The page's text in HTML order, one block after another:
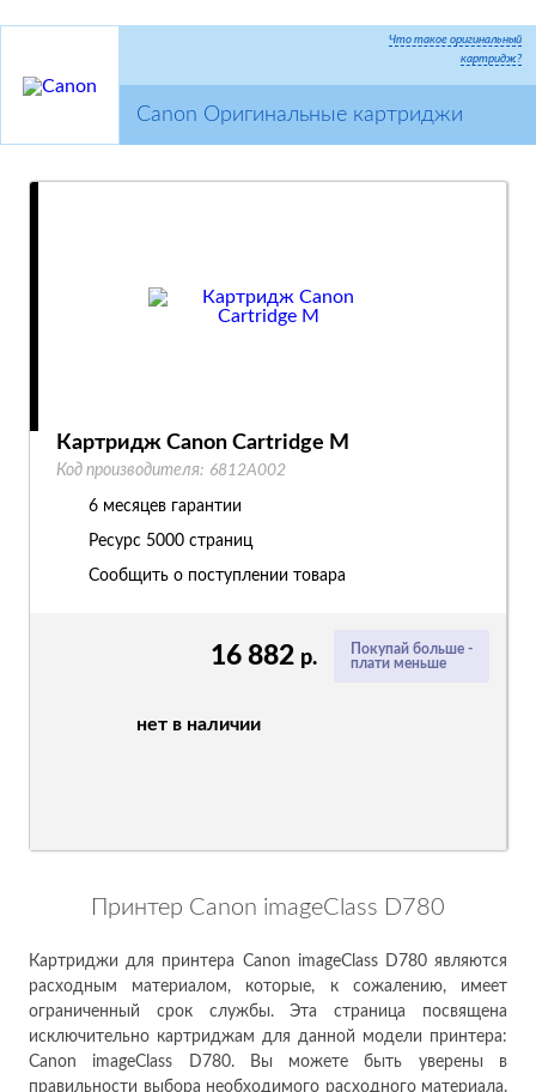
Что такое оригинальный
картридж?
Canon Оригинальные картриджи
Покупай больше -
плати меньше
16 882 р.
нет в наличии
Картридж Canon Cartridge M
Код производителя: 6812A002
6 месяцев гарантии
Ресурс 5000 страниц
Сообщить о поступлении товара
Принтер Canon imageClass D780
Картриджи для принтера Canon imageClass D780 являются
расходным материалом, которые, к сожалению, имеет
ограниченный срок службы. Эта страница посвящена
исключительно картриджам для данной модели принтера:
Canon imageClass D780. Вы можете быть уверены в
правильности выбора необходимого расходного материала.